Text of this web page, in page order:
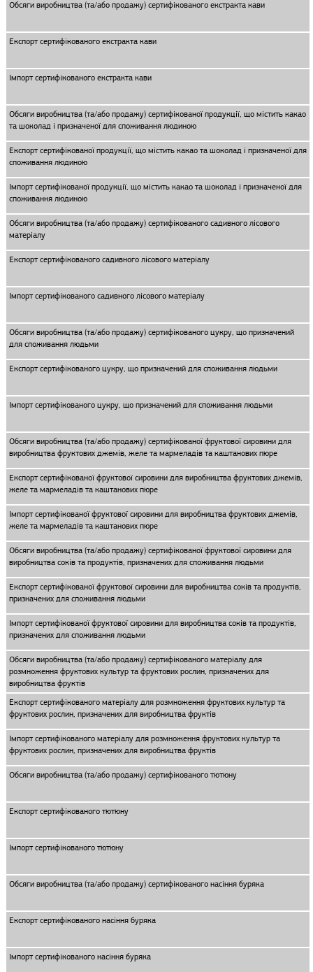
Обсяги виробництва (та/або продажу) сертифікованого екстракта кави
Експорт сертифікованого екстракта кави
Імпорт сертифікованого екстракта кави
Обсяги виробництва (та/або продажу) сертифікованої продукції, що містить какао
та шоколад і призначеної для споживання людиною
Експорт сертифікованої продукції, що містить какао та шоколад і призначеної для
споживання людиною
Імпорт сертифікованої продукції, що містить какао та шоколад і призначеної для
споживання людиною
Обсяги виробництва (та/або продажу) сертифікованого садивного лісового
матеріалу
Експорт сертифікованого садивного лісового матеріалу
Імпорт сертифікованого садивного лісового матеріалу
Обсяги виробництва (та/або продажу) сертифікованого цукру, що призначений
для споживання людьми
Експорт сертифікованого цукру, що призначений для споживання людьми
Імпорт сертифікованого цукру, що призначений для споживання людьми
Обсяги виробництва (та/або продажу) сертифікованої фруктової сировини для
виробництва фруктових джемів, желе та мармеладів та каштанових пюре
Експорт сертифікованої фруктової сировини для виробництва фруктових джемів,
желе та мармеладів та каштанових пюре
Імпорт сертифікованої фруктової сировини для виробництва фруктових джемів,
желе та мармеладів та каштанових пюре
Обсяги виробництва (та/або продажу) сертифікованої фруктової сировини для
виробництва соків та продуктів, призначених для споживання людьми
Експорт сертифікованої фруктової сировини для виробництва соків та продуктів,
призначених для споживання людьми
Імпорт сертифікованої фруктової сировини для виробництва соків та продуктів,
призначених для споживання людьми
Обсяги виробництва (та/або продажу) сертифікованого матеріалу для
розмноження фруктових культур та фруктових рослин, призначених для
виробництва фруктів
Експорт сертифікованого матеріалу для розмноження фруктових культур та
фруктових рослин, призначених для виробництва фруктів
Імпорт сертифікованого матеріалу для розмноження фруктових культур та
фруктових рослин, призначених для виробництва фруктів
Обсяги виробництва (та/або продажу) сертифікованого тютюну
Експорт сертифікованого тютюну
Імпорт сертифікованого тютюну
Обсяги виробництва (та/або продажу) сертифікованого насіння буряка
Експорт сертифікованого насіння буряка
Імпорт сертифікованого насіння буряка